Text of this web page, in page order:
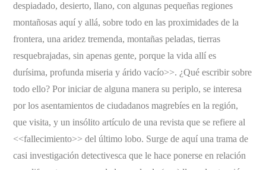
despiadado, desierto, llano, con algunas pequeñas regiones
montañosas aquí y allá, sobre todo en las proximidades de la
frontera, una aridez tremenda, montañas peladas, tierras
resquebrajadas, sin apenas gente, porque la vida allí es
durísima, profunda miseria y árido vacío>>. ¿Qué escribir sobre
todo ello? Por iniciar de alguna manera su periplo, se interesa
por los asentamientos de ciudadanos magrebíes en la región,
que visita, y un insólito artículo de una revista que se refiere al
<<fallecimiento>> del último lobo. Surge de aquí una trama de
casi investigación detectivesca que le hace ponerse en relación